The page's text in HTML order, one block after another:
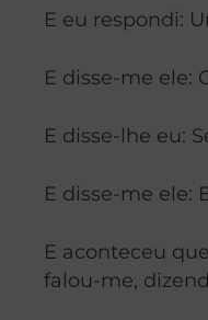
E eu respondi:
E disse-me ele:
E disse-lhe eu:
E disse-me ele:
E aconteceu
falou-me,